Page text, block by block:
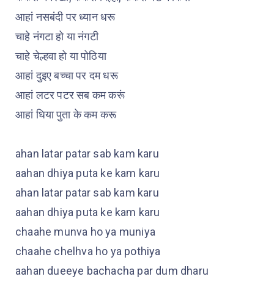
आहां नसबंदी पर ध्यान धरू
चाहे नंगटा हो या नंगटी
चाहे चेल्हवा हो या पोठिया
आहां दुइए बच्चा पर दम धरू
आहां लटर पटर सब कम करूं
आहां धिया पुता के कम करू
ahan latar patar sab kam karu
aahan dhiya puta ke kam karu
ahan latar patar sab kam karu
aahan dhiya puta ke kam karu
chaahe munva ho ya muniya
chaahe chelhva ho ya pothiya
aahan dueeye bachacha par dum dharu